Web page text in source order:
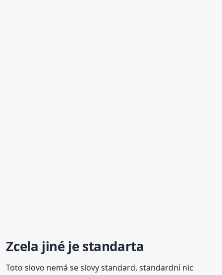
Zcela jiné je standarta
Toto slovo nemá se slovy standard, standardní nic